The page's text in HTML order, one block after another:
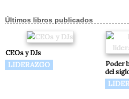
Últimos libros publicados
CEOs y DJs
LIDERAZGO
Poder
del